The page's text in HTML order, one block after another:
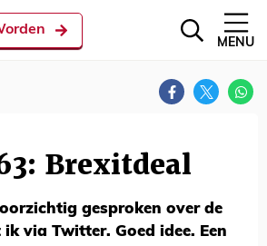
MENU
Brexitdeal
gesproken over de
ik via Twitter. Goed idee. Een